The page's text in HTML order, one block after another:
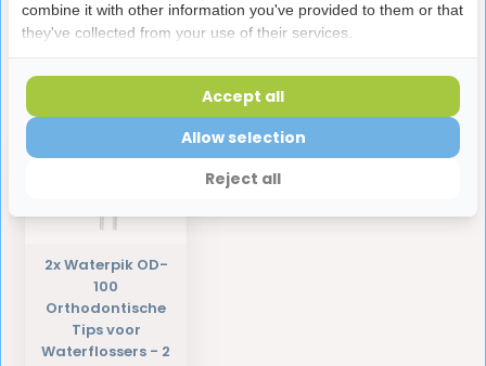
Reviews
Laatst bekeken producten
2x Waterpik OD-
100
Orthodontische
Tips voor
Waterflossers - 2
combine it with other information you've provided to them or that
they've collected from your use of their services.
Reject all
Allow selection
Accept all